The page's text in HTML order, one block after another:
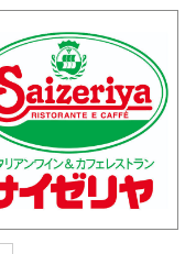
三宮オ
キャナルシ
那覇オ